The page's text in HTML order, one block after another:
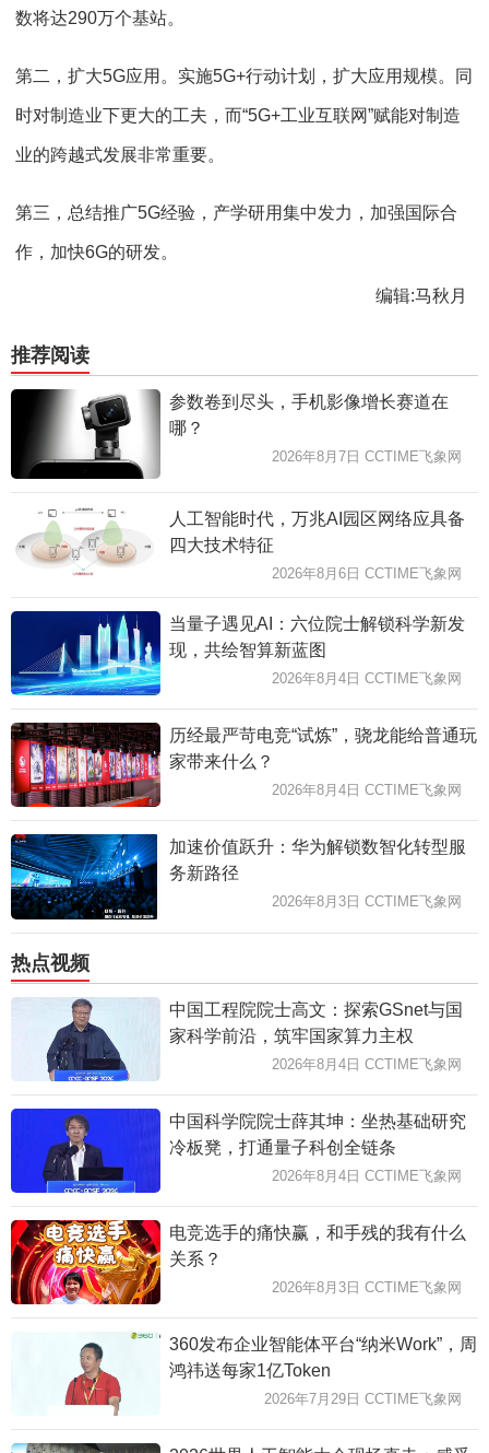
数将达290万个基站。
第二，扩大5G应用。实施5G+行动计划，扩大应用规模。同
时对制造业下更大的工夫，而“5G+工业互联网”赋能对制造
业的跨越式发展非常重要。
第三，总结推广5G经验，产学研用集中发力，加强国际合
作，加快6G的研发。
编辑:马秋月
推荐阅读
参数卷到尽头，手机影像增长赛道在
哪？
2026年8月7日 CCTIME飞象网
人工智能时代，万兆AI园区网络应具备
四大技术特征
2026年8月6日 CCTIME飞象网
当量子遇见AI：六位院士解锁科学新发
现，共绘智算新蓝图
2026年8月4日 CCTIME飞象网
历经最严苛电竞“试炼”，骁龙能给普通玩
家带来什么？
2026年8月4日 CCTIME飞象网
加速价值跃升：华为解锁数智化转型服
务新路径
2026年8月3日 CCTIME飞象网
热点视频
中国工程院院士高文：探索GSnet与国
家科学前沿，筑牢国家算力主权
2026年8月4日 CCTIME飞象网
中国科学院院士薛其坤：坐热基础研究
冷板凳，打通量子科创全链条
2026年8月4日 CCTIME飞象网
电竞选手的痛快赢，和手残的我有什么
关系？
2026年8月3日 CCTIME飞象网
360发布企业智能体平台“纳米Work”，周
鸿祎送每家1亿Token
2026年7月29日 CCTIME飞象网